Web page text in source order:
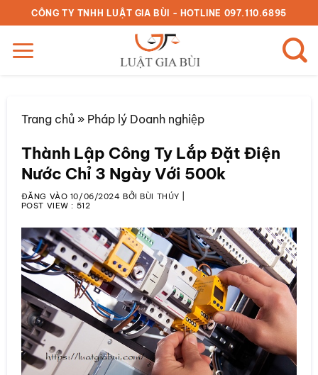
qua
nội
dung
CÔNG TY TNHH LUẬT GIA BÙI - HOTLINE 097.110.6895
Trang chủ» Pháp lý Doanh nghiệp
Thành Lập Công Ty Lắp Đặt Điện
Nước Chỉ 3 Ngày Với 500k
ĐĂNG VÀO 10/06/2024 BỞIBÙI THÚY
POST VIEW : 512